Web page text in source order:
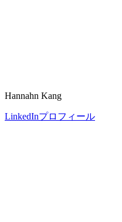
Hannahn Kang
LinkedInプロフィール